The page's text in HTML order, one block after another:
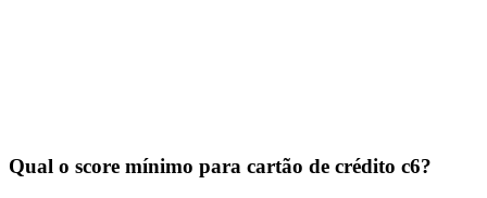
Qual o score mínimo para cartão de crédito c6?